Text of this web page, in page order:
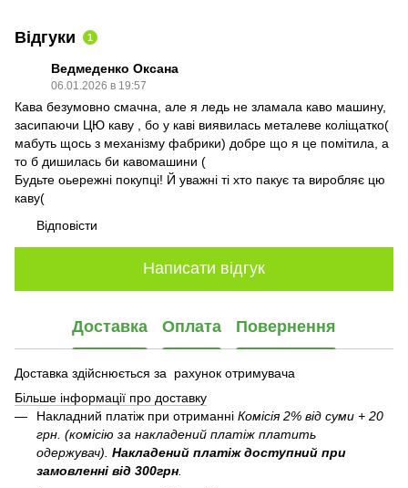
Відгуки 1
Ведмеденко Оксана
06.01.2026 в 19:57
Кава безумовно смачна, але я ледь не зламала каво машину,
засипаючи ЦЮ каву , бо у каві виявилась металеве коліщатко(
мабуть щось з механізму фабрики) добре що я це помітила, а
то б дишилась би кавомашини (
Будьте оьережні покупці! Й уважні ті хто пакує та виробляє цю
каву(
Відповісти
Написати відгук
Доставка Оплата Повернення
Доставка здійснюється за рахунок отримувача
Більше інформації про доставку
Накладний платіж при отриманні Комісія 2% від суми + 20
грн. (комісію за накладений платіж платить
одержувач). Накладений платіж доступний при
замовленні від 300грн